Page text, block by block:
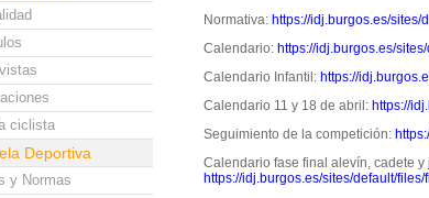
ciclista
Deportiva
y Normas
Normativa: https://idj.burgos.es/
Calendario: https://idj.burgos.es/
Calendario Infantil: https://
Calendario 11 y 18 de abril: https://
Seguimiento de la competición:
Calendario fase final alevín, cadete y
https://idj.burgos.es/sites/default/